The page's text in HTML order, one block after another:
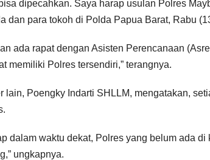
dipecahkan. Saya harap usulan Polres
dan para tokoh di Polda Papua Barat, Rabu
ada rapat dengan Asisten Perencanaan
memiliki Polres tersendiri,” terangnya.
lain, Poengky Indarti SHLLM, mengatakan,
dalam waktu dekat, Polres yang belum ada
ungkapnya.